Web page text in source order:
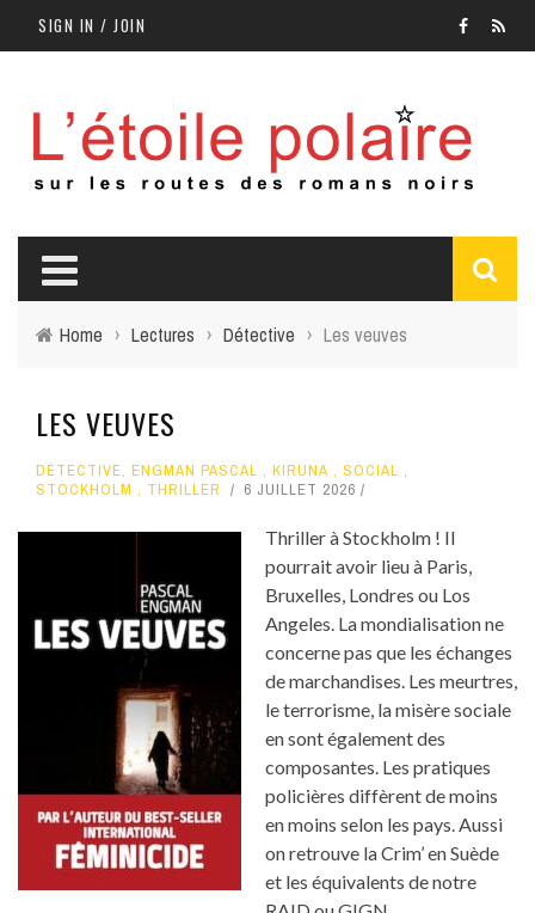
SIGN IN / JOIN
Home › Lectures › Détective › Les veuves
LES VEUVES
DÉTECTIVE, ENGMAN PASCAL , KIRUNA , SOCIAL ,
STOCKHOLM , THRILLER 6 JUILLET 2026
Thriller à Stockholm ! Il
pourrait avoir lieu à Paris,
Bruxelles, Londres ou Los
Angeles. La mondialisation ne
concerne pas que les échanges
de marchandises. Les meurtres,
le terrorisme, la misère sociale
en sont également des
composantes. Les pratiques
policières diffèrent de moins
en moins selon les pays. Aussi
on retrouve la Crim’ en Suède
et les équivalents de notre